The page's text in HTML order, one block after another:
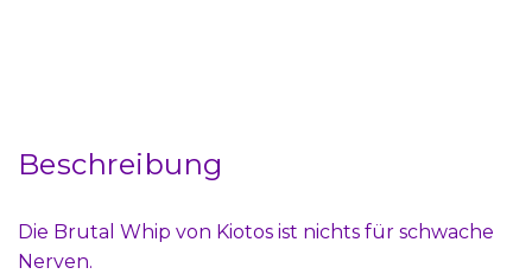
Beschreibung
Die Brutal Whip von Kiotos ist nichts für schwache
Nerven.